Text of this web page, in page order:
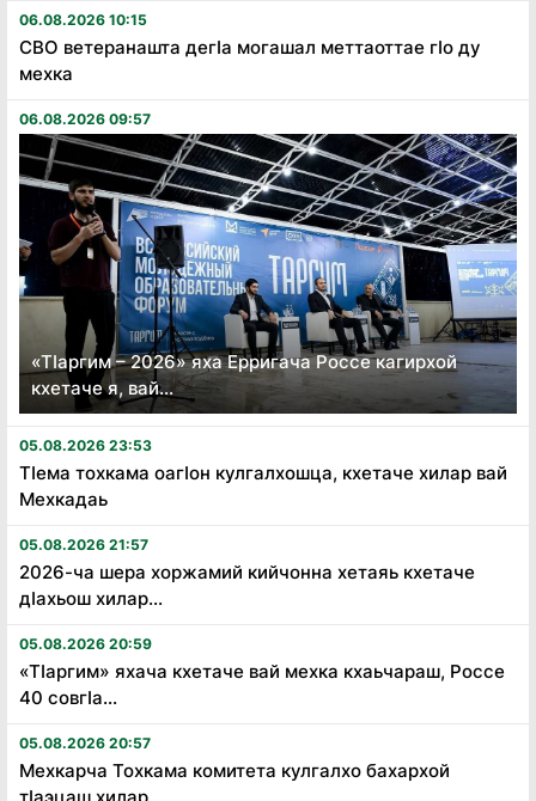
06.08.2026 10:15
СВО ветеранашта дегӏа могашал меттаоттае гӏо ду
мехка
06.08.2026 09:57
«Тӏаргим – 2026» яха Ерригача Россе кагирхой
кхетаче я, вай...
05.08.2026 23:53
Тӏема тохкама оагӏон кулгалхошца, кхетаче хилар вай
Мехкадаь
05.08.2026 21:57
2026-ча шера хоржамий кийчонна хетаяь кхетаче
дӏахьош хилар...
05.08.2026 20:59
«Тӏаргим» яхача кхетаче вай мехка кхаьчараш, Россе
40 совгӏа...
05.08.2026 20:57
Мехкарча Тохкама комитета кулгалхо бахархой